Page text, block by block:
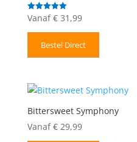
Gewaardeerd
5.00
uit 5
Vanaf €31,99
Bestel Direct
Bittersweet Symphony
Vanaf €29,99